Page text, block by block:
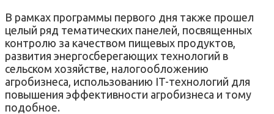
В рамках программы первого дня также прошел
целый ряд тематических панелей, посвященных
контролю за качеством пищевых продуктов,
развития энергосберегающих технологий в
сельском хозяйстве, налогообложению
агробизнеса, использованию IT-технологий для
повышения эффективности агробизнеса и тому
подобное.